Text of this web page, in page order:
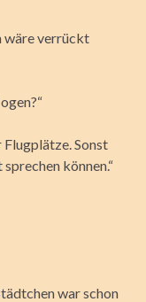
wäre verrückt
Flugplätze. Sonst
können.“
war schon